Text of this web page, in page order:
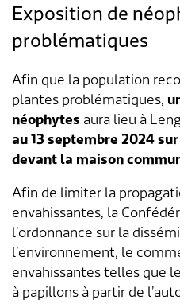
Exposition de
problématiques
Afin que la population
plantes problématiques,
néophytes aura lieu à
au 13 septembre 2024
devant la maison
Afin de limiter la
envahissantes, la
l’ordonnance sur la
l’environnement, le
envahissantes telles que
à papillons à partir de